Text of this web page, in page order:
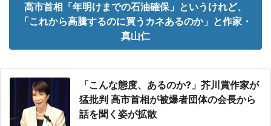
高市首相「年明けまでの石油確保」というけれど、
「これから高騰するのに買うカネあるのか」と作家・
真山仁
「こんな態度、あるのか?」芥川賞作家が
猛批判 高市首相が被爆者団体の会長から
話を聞く姿が拡散